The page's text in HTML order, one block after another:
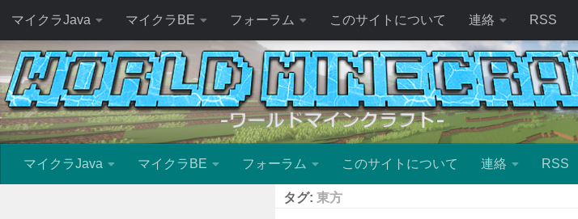
マイクラJava マイクラBE フォーラム このサイトについて 連絡 RSS
マイクラJava マイクラBE フォーラム このサイトについて 連絡 RSS
タグ: 東方